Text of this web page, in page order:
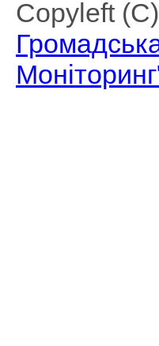
Copyleft